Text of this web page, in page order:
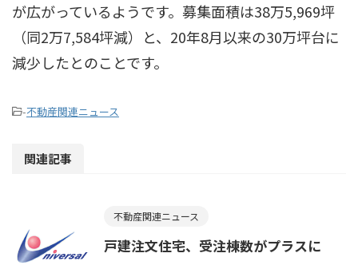
が広がっているようです。募集面積は38万5,969坪
（同2万7,584坪減）と、20年8月以来の30万坪台に
減少したとのことです。
-不動産関連ニュース
関連記事
不動産関連ニュース
戸建注文住宅、受注棟数がプラスに